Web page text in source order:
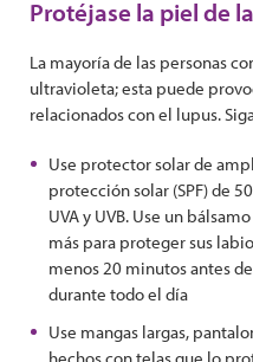
Protéjase la piel de
La mayoría de las personas
ultravioleta; esta puede
relacionados con el lupus.
Use protector solar de
protección solar (SPF) de
UVA y UVB. Use un
más para proteger sus
menos 20 minutos antes
durante todo el día
Use mangas largas,